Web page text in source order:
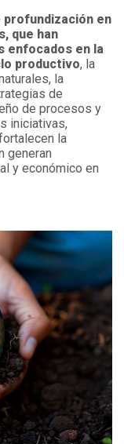
profundización en
que han
enfocados en la
productivo, la
la
de
de procesos y
iniciativas,
la
generan
y económico en